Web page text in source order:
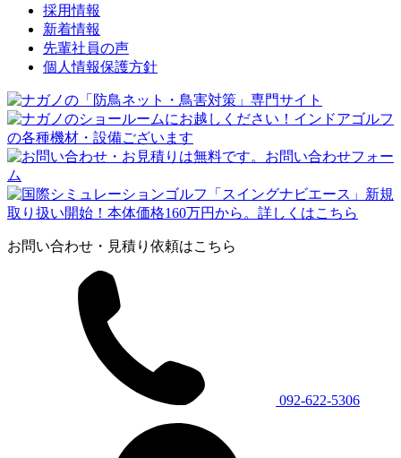
採用情報
新着情報
先輩社員の声
個人情報保護方針
お問い合わせ・見積り依頼はこちら
092-622-5306